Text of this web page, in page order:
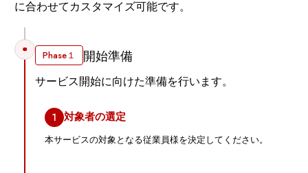
に合わせてカスタマイズ可能です。
Phase１ 開始準備
サービス開始に向けた準備を行います。
1 対象者の選定
本サービスの対象となる従業員様を決定してください。